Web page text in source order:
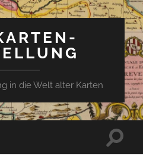
in die Welt alter Karten